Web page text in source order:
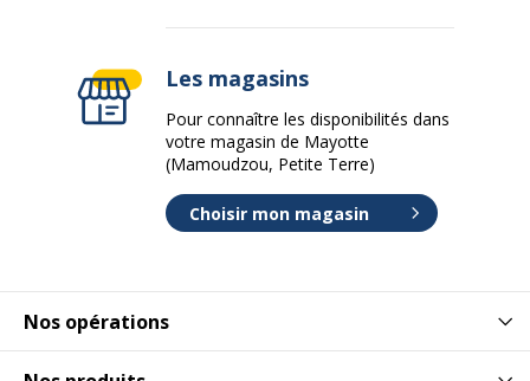
Nos opérations
Les magasins
Pour connaître les disponibilités dans
votre magasin de Mayotte
(Mamoudzou, Petite Terre)
Choisir mon magasin